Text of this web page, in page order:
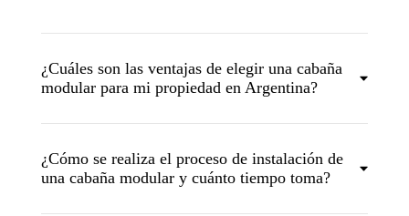
¿Cuáles son las ventajas de elegir una cabaña
modular para mi propiedad en Argentina?
¿Cómo se realiza el proceso de instalación de
una cabaña modular y cuánto tiempo toma?